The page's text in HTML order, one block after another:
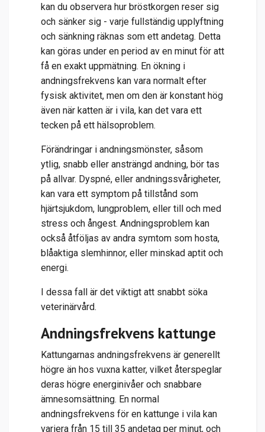
kan du observera hur bröstkorgen reser sig
och sänker sig - varje fullständig upplyftning
och sänkning räknas som ett andetag. Detta
kan göras under en period av en minut för att
få en exakt uppmätning. En ökning i
andningsfrekvens kan vara normalt efter
fysisk aktivitet, men om den är konstant hög
även när katten är i vila, kan det vara ett
tecken på ett hälsoproblem.
Förändringar i andningsmönster, såsom
ytlig, snabb eller ansträngd andning, bör tas
på allvar. Dyspné, eller andningssvårigheter,
kan vara ett symptom på tillstånd som
hjärtsjukdom, lungproblem, eller till och med
stress och ångest. Andningsproblem kan
också åtföljas av andra symtom som hosta,
blåaktiga slemhinnor, eller minskad aptit och
energi.
I dessa fall är det viktigt att snabbt söka
veterinärvård.
Andningsfrekvens kattunge
Kattungarnas andningsfrekvens är generellt
högre än hos vuxna katter, vilket återspeglar
deras högre energinivåer och snabbare
ämnesomsättning. En normal
andningsfrekvens för en kattunge i vila kan
variera från 15 till 35 andetag per minut, och